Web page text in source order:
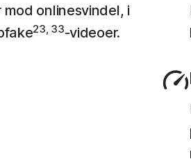
onlinesvindel, i
23, 33-videoer.